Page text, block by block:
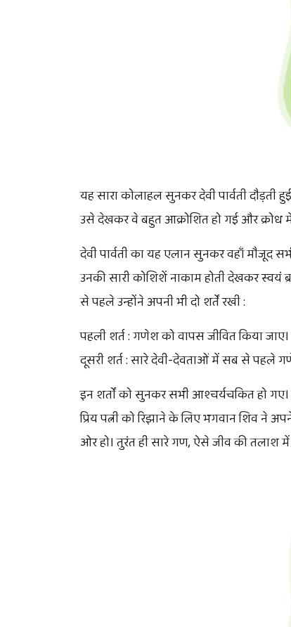
यह सारा कोलाहल सुनकर देवी पार्वती
उसे देखकर वे बहुत आक्रोशित हो गई और क्रोध
देवी पार्वती का यह एलान सुनकर वहाँ मौजूद
उनकी सारी कोशिशें नाकाम होती देखकर स्वयं
से पहले उन्होंने अपनी भी दो शर्तें रखी :
पहली शर्त : गणेश को वापस जीवित किया जाए।
दूसरी शर्त : सारे देवी-देवताओं में सब से पहले
इन शर्तों को सुनकर सभी आश्चर्यचकित हो
प्रिय पत्नी को रिझाने के लिए भगवान शिव ने
ओर हो। तुरंत ही सारे गण, ऐसे जीव की तलाश